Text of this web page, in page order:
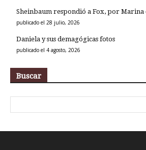
Sheinbaum respondió a Fox, por Marina
publicado el 28 julio, 2026
Daniela y sus demagógicas fotos
publicado el 4 agosto, 2026
Buscar